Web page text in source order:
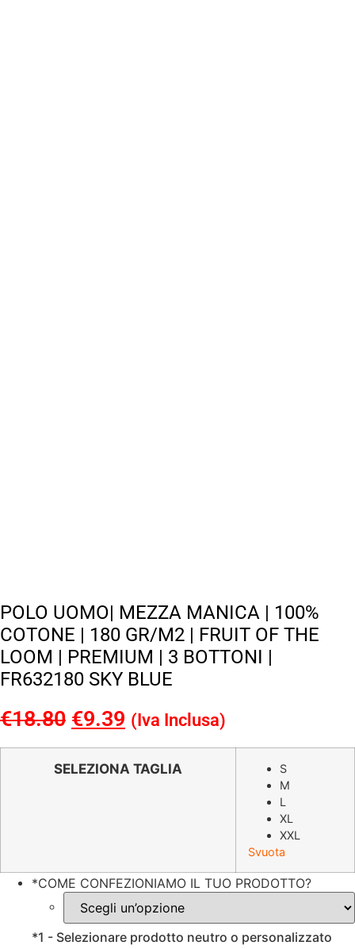
POLO UOMO| MEZZA MANICA | 100%
COTONE | 180 GR/M2 | FRUIT OF THE
LOOM | PREMIUM | 3 BOTTONI |
FR632180 SKY BLUE
€18.80 Il
prezzo
originale
€9.39 Il
prezzo
attuale
(Iva Inclusa)
SELEZIONA TAGLIA
S
M
L
XL
XXL
Svuota
*COME CONFEZIONIAMO IL TUO PRODOTTO?
*1 - Selezionare prodotto neutro o personalizzato